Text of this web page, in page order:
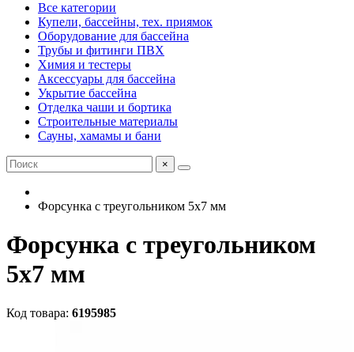
Все категории
Купели, бассейны, тех. приямок
Оборудование для бассейна
Трубы и фитинги ПВХ
Химия и тестеры
Аксессуары для бассейна
Укрытие бассейна
Отделка чаши и бортика
Строительные материалы
Сауны, хамамы и бани
×
Форсунка с треугольником 5x7 мм
Форсунка с треугольником
5x7 мм
Код товара: 6195985